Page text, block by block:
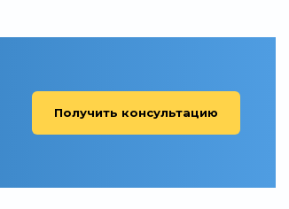
Получить консультацию